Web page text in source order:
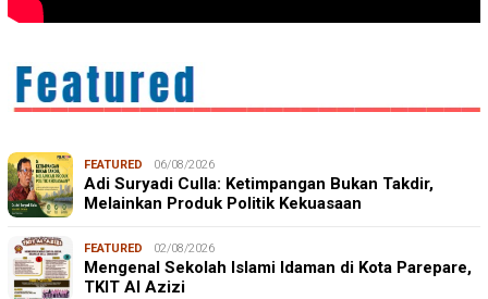
FEATURED 06/08/2026
Adi Suryadi Culla: Ketimpangan Bukan Takdir,
Melainkan Produk Politik Kekuasaan
FEATURED 02/08/2026
Mengenal Sekolah Islami Idaman di Kota Parepare,
TKIT Al Azizi